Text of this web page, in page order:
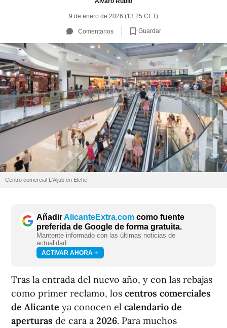
9 de enero de 2026 (13:25 CET)
Comentarios Guardar
Centro comercial L'Aljub en Elche
AñadirAlicanteExtra.com como fuente
preferida de Google de forma gratuita.
Mantente informado con las últimas noticias de
actualidad.
ACTIVAR AHORA
Tras la entrada del nuevo año, y con las rebajas
como primer reclamo, los centros comerciales
de Alicante ya conocen el calendario de
aperturas de cara a 2026. Para muchos